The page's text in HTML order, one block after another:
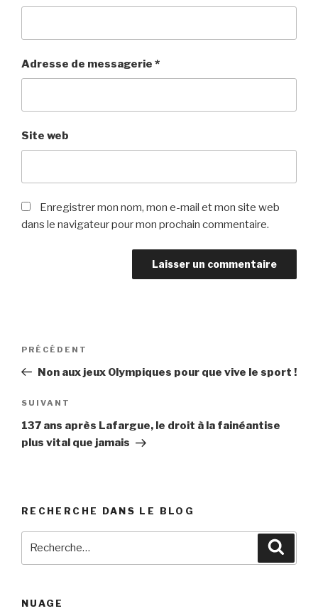
Adresse de messagerie *
Site web
Enregistrer mon nom, mon e-mail et mon site web
dans le navigateur pour mon prochain commentaire.
Navigation
Article
précédent
PRÉCÉDENT
Non aux jeux Olympiques pour que vive le sport !
Article
suivant
SUIVANT
137 ans après Lafargue, le droit à la fainéantise
plus vital que jamais
RECHERCHE DANS LE BLOG
NUAGE